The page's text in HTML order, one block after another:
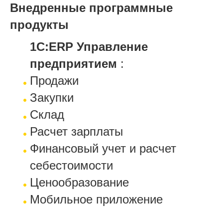
Внедренные программные
продукты
1С:ERP Управление
предприятием :
Продажи
Закупки
Склад
Расчет зарплаты
Финансовый учет и расчет
себестоимости
Ценообразование
Мобильное приложение